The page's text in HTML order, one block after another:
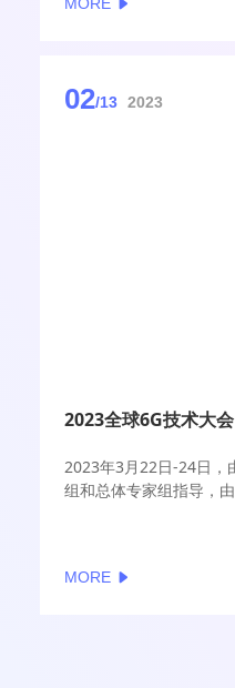
MORE
02/13 2023
2023全球6G技术大
2023年3月22日-24日，
组和总体专家组指导，
MORE